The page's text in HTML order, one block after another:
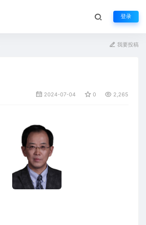
登录
我要投稿
2024-07-04 0 2,265